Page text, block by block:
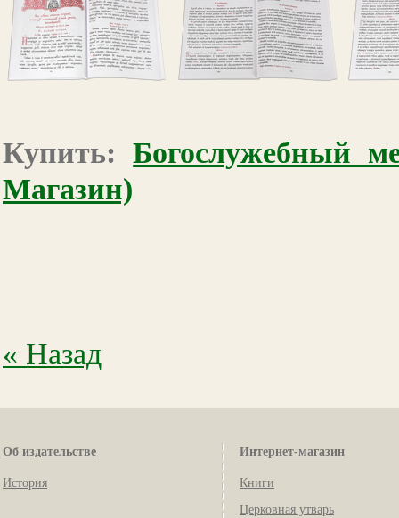
Купить:Богослужебный
Магазин)
« Назад
Об издательстве
История
Интернет-магазин
Книги
Церковная утварь